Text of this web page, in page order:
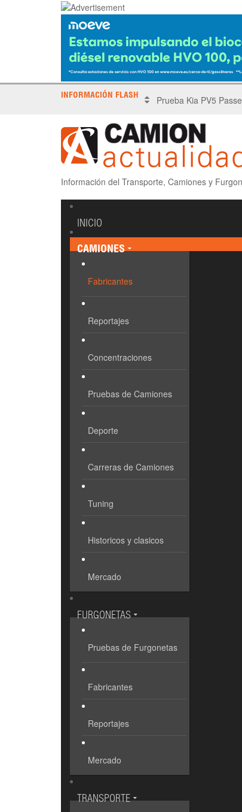
INFORMACIÓN FLASH X Tronada Almería |
Información del Transporte, Camiones y
INICIO
CAMIONES
Fabricantes
Reportajes
Concentraciones
Pruebas de Camiones
Deporte
Carreras de Camiones
Tuning
Historicos y clasicos
Mercado
FURGONETAS
Pruebas de Furgonetas
Fabricantes
Reportajes
Mercado
TRANSPORTE